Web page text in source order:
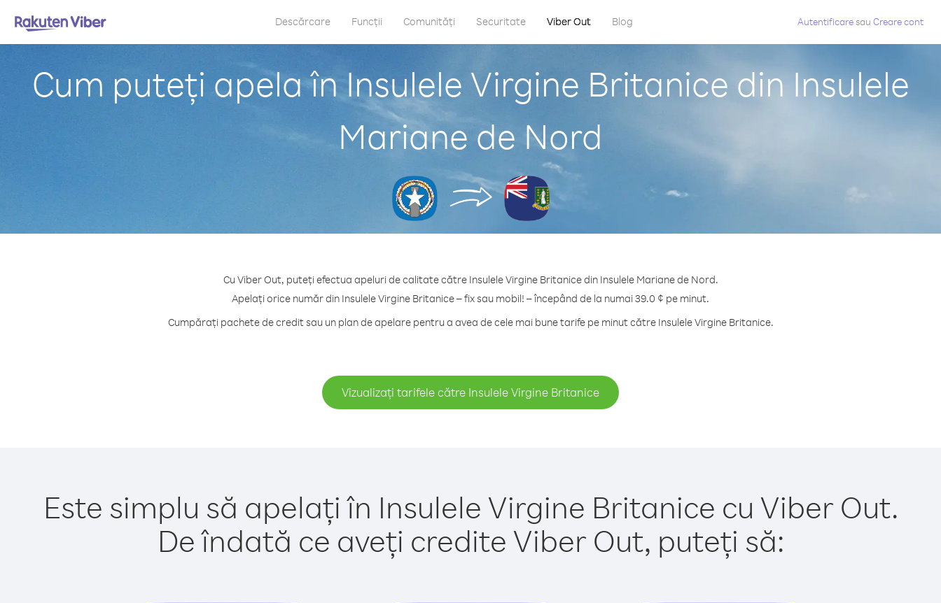
Descărcare Funcții Comunități Securitate Viber Out Blog Autentificaresau Creare cont
Cum puteți apela în Insulele Virgine Britanice din Insulele
Mariane de Nord
Cu Viber Out, puteți efectua apeluri de calitate către Insulele Virgine Britanice din Insulele Mariane de Nord.
Apelați orice număr din Insulele Virgine Britanice – fix sau mobil! – începând de la numai 39.0 ¢ pe minut.
Cumpărați pachete de credit sau un plan de apelare pentru a avea de cele mai bune tarife pe minut către Insulele Virgine Britanice.
Vizualizați tarifele către Insulele Virgine Britanice
Este simplu să apelați în Insulele Virgine Britanice cu Viber Out.
De îndată ce aveți credite Viber Out, puteți să: